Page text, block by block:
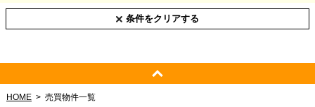
条件をクリアする
HOME 売買物件一覧